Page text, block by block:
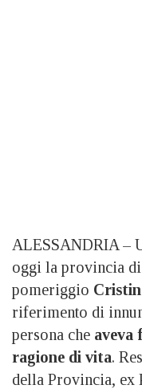
ALESSANDRIA –
oggi la provincia di
pomeriggio
riferimento di
persona che aveva
ragione di vita.
della Provincia, ex